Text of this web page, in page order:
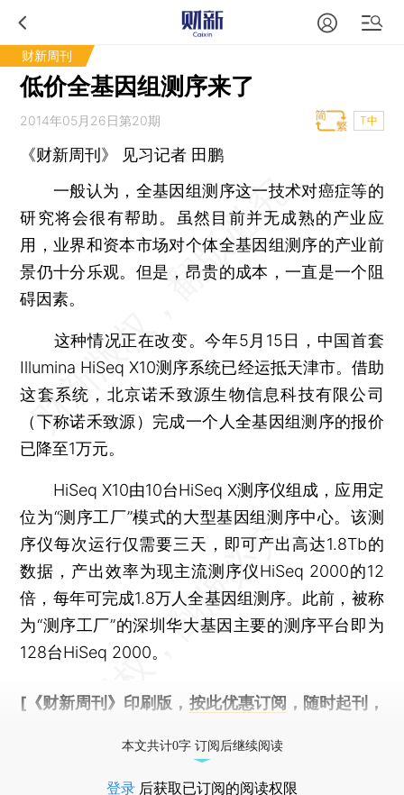
财新周刊
低价全基因组测序来了
2014年05月26日第20期 T中
《财新周刊》 见习记者 田鹏
一般认为，全基因组测序这一技术对癌症等的
研究将会很有帮助。虽然目前并无成熟的产业应
用，业界和资本市场对个体全基因组测序的产业前
景仍十分乐观。但是，昂贵的成本，一直是一个阻
碍因素。
这种情况正在改变。今年5月15日，中国首套
Illumina HiSeq X10测序系统已经运抵天津市。借助
这套系统，北京诺禾致源生物信息科技有限公司
（下称诺禾致源）完成一个人全基因组测序的报价
已降至1万元。
HiSeq X10由10台HiSeq X测序仪组成，应用定
位为“测序工厂”模式的大型基因组测序中心。该测
序仪每次运行仅需要三天，即可产出高达1.8Tb的
数据，产出效率为现主流测序仪HiSeq 2000的12
倍，每年可完成1.8万人全基因组测序。此前，被称
为“测序工厂”的深圳华大基因主要的测序平台即为
128台HiSeq 2000。
[《财新周刊》印刷版， 按此优惠订阅 ，随时起刊，
本文共计0字 订阅后继续阅读
登录 后获取已订阅的阅读权限